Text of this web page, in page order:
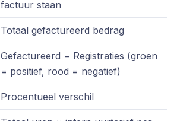
factuur staan
Totaal gefactureerd bedrag
Gefactureerd − Registraties (groen
= positief, rood = negatief)
Procentueel verschil